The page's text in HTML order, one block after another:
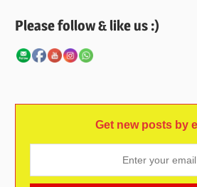
Please follow & like us :)
Get new posts by